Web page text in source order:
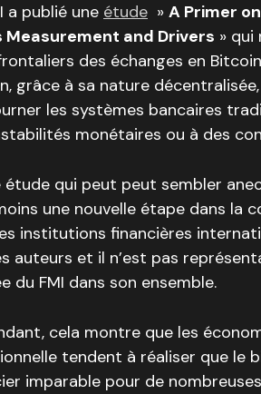
a publié une étude » A Primer
Measurement and Drivers » qui
des échanges en
grâce à sa nature
les systèmes bancaires
monétaires ou à des
qui peut peut sembler
une nouvelle étape dans la
institutions financières
auteurs et il n’est pas
du FMI dans son ensemble.
cela montre que les
tendent à réaliser que le
imparable pour de